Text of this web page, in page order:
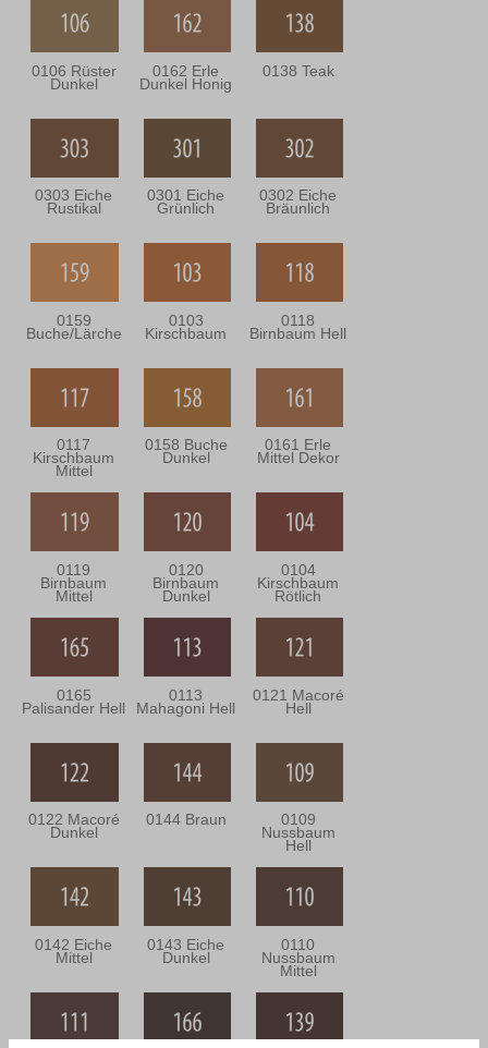
0106 Rüster
Dunkel
0162 Erle
Dunkel Honig
0138 Teak
0303 Eiche
Rustikal
0301 Eiche
Grünlich
0302 Eiche
Bräunlich
0159
Buche/Lärche
0103
Kirschbaum
0118
Birnbaum Hell
0117
Kirschbaum
Mittel
0158 Buche
Dunkel
0161 Erle
Mittel Dekor
0119
Birnbaum
Mittel
0120
Birnbaum
Dunkel
0104
Kirschbaum
Rötlich
0165
Palisander Hell
0113
Mahagoni Hell
0121 Macoré
Hell
0122 Macoré
Dunkel
0144 Braun 0109
Nussbaum
Hell
0142 Eiche
Mittel
0143 Eiche
Dunkel
0110
Nussbaum
Mittel